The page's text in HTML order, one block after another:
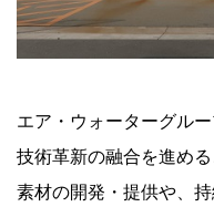
エア・ウォーターグル
技術革新の融合を進め
素材の開発・提供や、